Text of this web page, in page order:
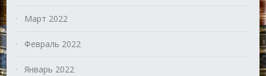
Март 2022
Февраль 2022
Январь 2022